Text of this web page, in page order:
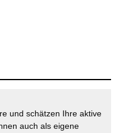
und schätzen Ihre aktive
auch als eigene